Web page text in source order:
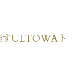
すULTOWAト